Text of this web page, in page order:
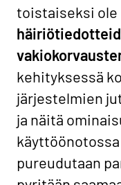
toistaiseksi ole
kehityksessä
järjestelmien
ja näitä
pureudutaan